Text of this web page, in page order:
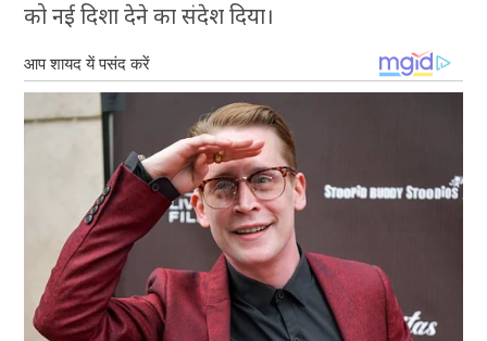
को नई दिशा देने का संदेश दिया।